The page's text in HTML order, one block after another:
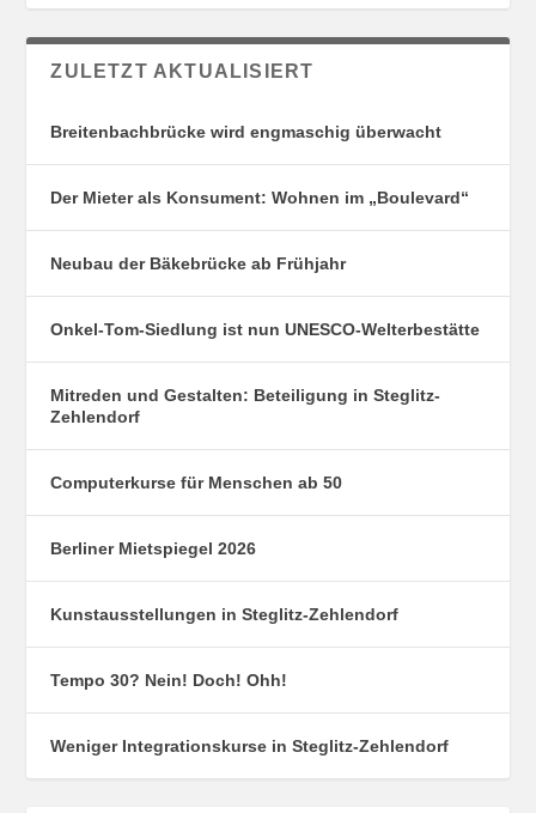
ZULETZT AKTUALISIERT
Breitenbachbrücke wird engmaschig überwacht
Der Mieter als Konsument: Wohnen im „Boulevard“
Neubau der Bäkebrücke ab Frühjahr
Onkel-Tom-Siedlung ist nun UNESCO-Welterbestätte
Mitreden und Gestalten: Beteiligung in Steglitz-
Zehlendorf
Computerkurse für Menschen ab 50
Berliner Mietspiegel 2026
Kunstausstellungen in Steglitz-Zehlendorf
Tempo 30? Nein! Doch! Ohh!
Weniger Integrationskurse in Steglitz-Zehlendorf